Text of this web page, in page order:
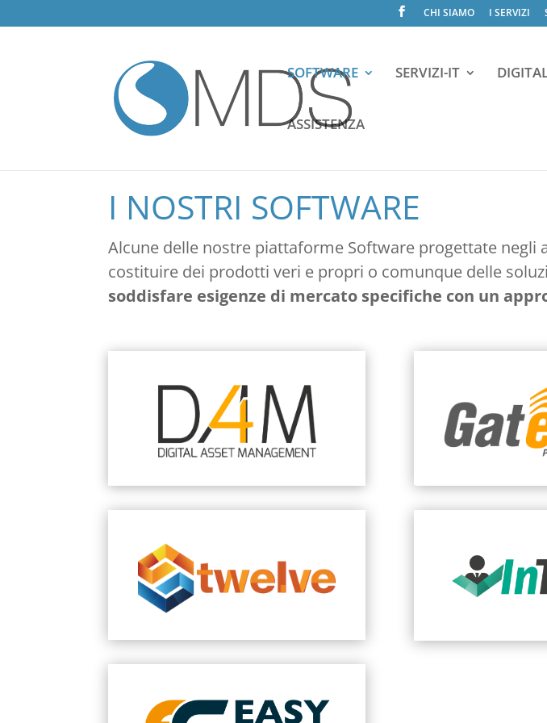
CHI SIAMO I SERVIZI
SOFTWARE SERVIZI-IT
ASSISTENZA
I NOSTRI SOFTWARE
Alcune delle nostre piattaforme Software progettate negli
costituire dei prodotti veri e propri o comunque delle
soddisfare esigenze di mercato specifiche con un